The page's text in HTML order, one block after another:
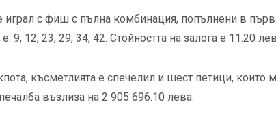
играл с фиш с пълна комбинация, попълнени в
12, 23, 29, 34, 42. Стойността на залога е 11.20
късметлията е спечелил и шест петици, които
възлиза на 2 905 696.10 лева.